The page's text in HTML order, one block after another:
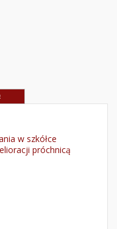
w szkółce
próchnicą